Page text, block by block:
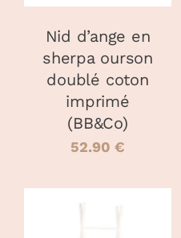
Nid d’ange en
sherpa ourson
doublé coton
imprimé
(BB&Co)
52.90 €